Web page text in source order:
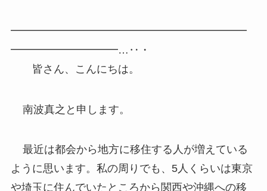
━━━━━━━━━━━━━━━━━━━━━━
━━━━━━━━━━…‥・
皆さん、こんにちは。
南波真之と申します。
最近は都会から地方に移住する人が増えている
ように思います。私の周りでも、5人くらいは東京
や埼玉に住んでいたところから関西や沖縄への移